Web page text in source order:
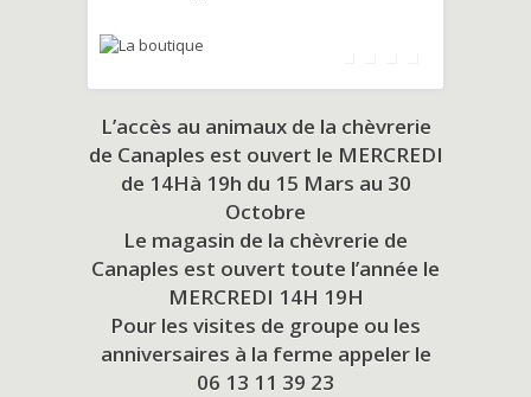
L’accès au animaux de la chèvrerie
de Canaples est ouvert le MERCREDI
de 14Hà 19h du 15 Mars au 30
Octobre
Le magasin de la chèvrerie de
Canaples est ouvert toute l’année le
MERCREDI 14H 19H
Pour les visites de groupe ou les
anniversaires à la ferme appeler le
06 13 11 39 23